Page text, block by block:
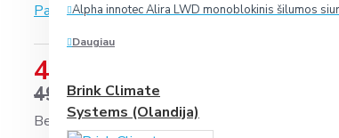
Alpha innotec Alira LWD monoblokinis šilumos
Daugiau
Brink Climate
Systems (Olandija)
Paremta 0 įvertinimais.-Parašyti įvertinimą
450.00 €
495.07 €
Be PVM: 371.90 €